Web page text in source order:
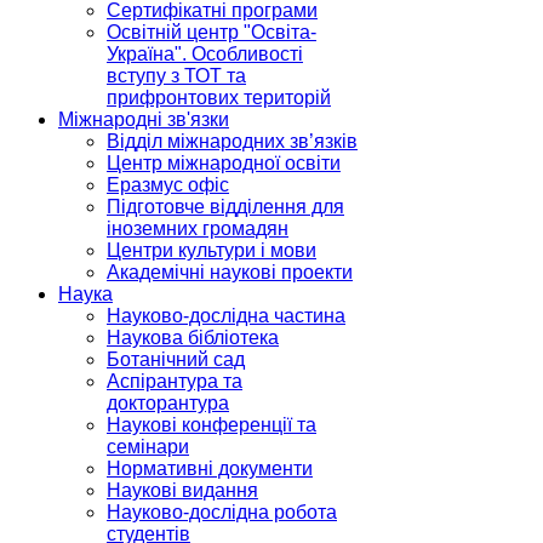
Сертифікатні програми
Освітній центр "Освіта-
Україна". Особливості
вступу з ТОТ та
прифронтових територій
Міжнародні зв'язки
Відділ міжнародних зв’язків
Центр міжнародної освіти
Еразмус офіс
Підготовче відділення для
іноземних громадян
Центри культури і мови
Академічні наукові проекти
Наука
Науково-дослідна частина
Наукова бібліотека
Ботанічний сад
Аспірантура та
докторантура
Наукові конференції та
семінари
Нормативні документи
Наукові видання
Науково-дослідна робота
студентів